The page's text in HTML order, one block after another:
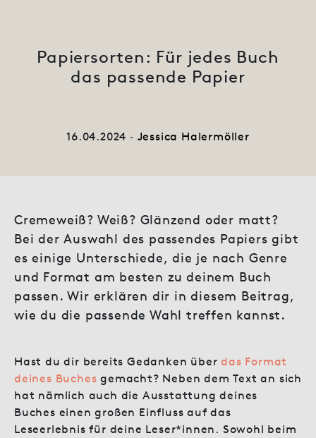
Papiersorten: Für jedes Buch
das passende Papier
16.04.2024 · Jessica Halermöller
Cremeweiß? Weiß? Glänzend oder matt?
Bei der Auswahl des passendes Papiers gibt
es einige Unterschiede, die je nach Genre
und Format am besten zu deinem Buch
passen. Wir erklären dir in diesem Beitrag,
wie du die passende Wahl treffen kannst.
Hast du dir bereits Gedanken überdas Format
deines Buches gemacht? Neben dem Text an sich
hat nämlich auch die Ausstattung deines
Buches einen großen Einfluss auf das
Leseerlebnis für deine Leser*innen. Sowohl beim